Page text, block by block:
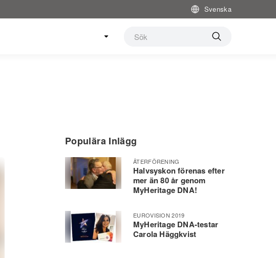
Svenska
Populära Inlägg
ÅTERFÖRENING
Halvsyskon förenas efter
mer än 80 år genom
MyHeritage DNA!
EUROVISION 2019
MyHeritage DNA-testar
Carola Häggkvist